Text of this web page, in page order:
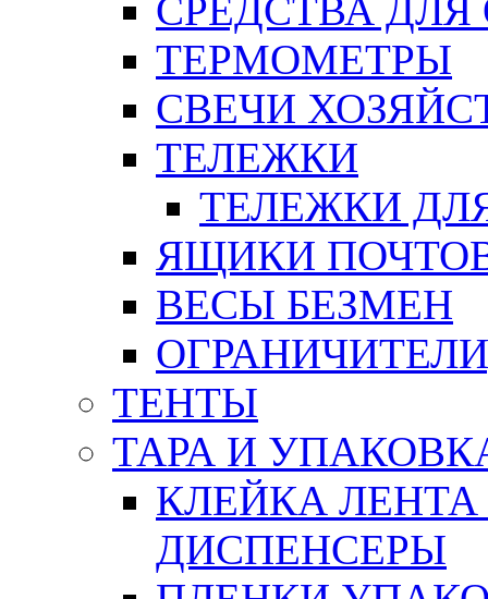
СРЕДСТВА
ТЕРМОМЕТРЫ
СВЕЧИ
ТЕЛЕЖКИ
ТЕЛЕЖКИ
ЯЩИКИ
ВЕСЫ БЕЗМЕН
ТЕНТЫ
ТАРА И
КЛЕЙКА
ДИСПЕНСЕРЫ